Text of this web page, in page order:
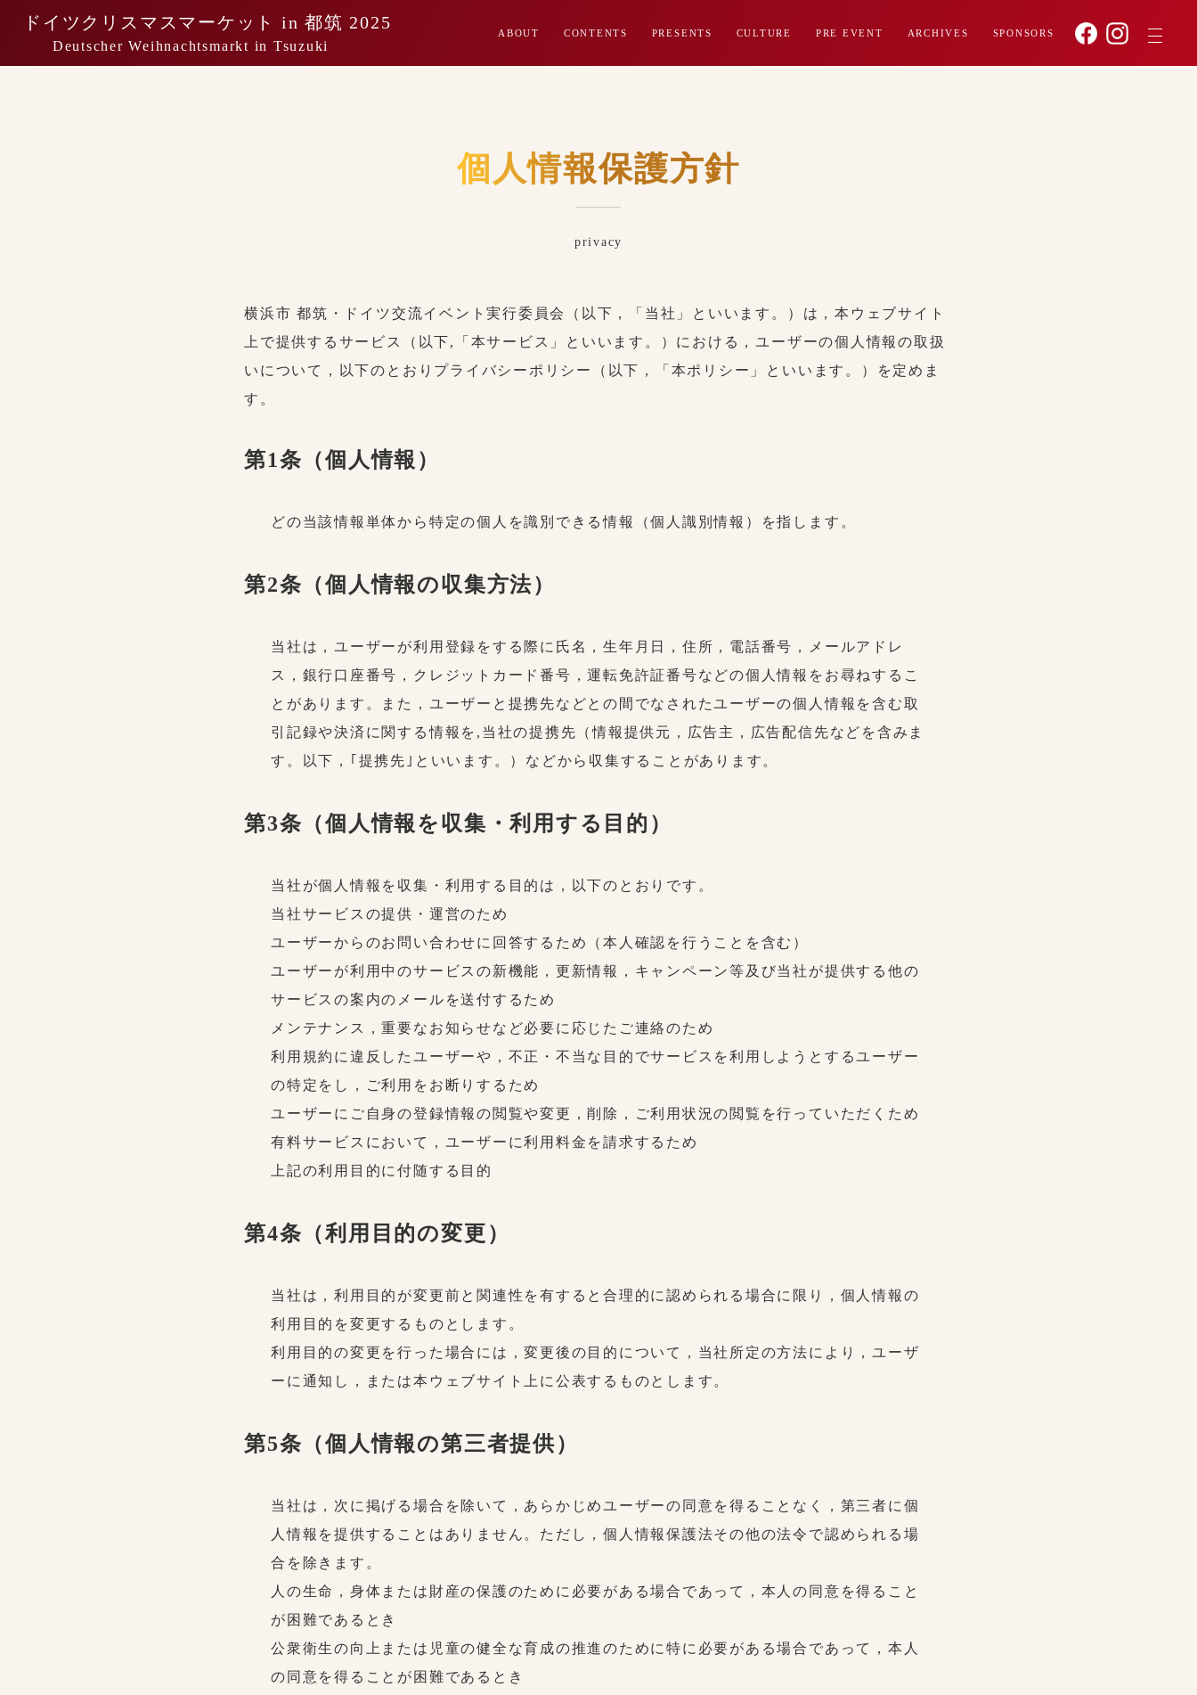
ドイツクリスマスマーケット in 都筑 2025
Deutscher Weihnachtsmarkt in Tsuzuki
ABOUT CONTENTS PRESENTS CULTURE PRE EVENT ARCHIVES SPONSORS
個人情報保護方針
privacy
横浜市 都筑・ドイツ交流イベント実行委員会（以下，「当社」といいます。）は，本ウェブサイト
上で提供するサービス（以下,「本サービス」といいます。）における，ユーザーの個人情報の取扱
いについて，以下のとおりプライバシーポリシー（以下，「本ポリシー」といいます。）を定めま
す。
第1条（個人情報）
どの当該情報単体から特定の個人を識別できる情報（個人識別情報）を指します。
第2条（個人情報の収集方法）
当社は，ユーザーが利用登録をする際に氏名，生年月日，住所，電話番号，メールアドレ
ス，銀行口座番号，クレジットカード番号，運転免許証番号などの個人情報をお尋ねするこ
とがあります。また，ユーザーと提携先などとの間でなされたユーザーの個人情報を含む取
引記録や決済に関する情報を,当社の提携先（情報提供元，広告主，広告配信先などを含みま
す。以下，｢提携先｣といいます。）などから収集することがあります。
第3条（個人情報を収集・利用する目的）
当社が個人情報を収集・利用する目的は，以下のとおりです。
当社サービスの提供・運営のため
ユーザーからのお問い合わせに回答するため（本人確認を行うことを含む）
ユーザーが利用中のサービスの新機能，更新情報，キャンペーン等及び当社が提供する他の
サービスの案内のメールを送付するため
メンテナンス，重要なお知らせなど必要に応じたご連絡のため
利用規約に違反したユーザーや，不正・不当な目的でサービスを利用しようとするユーザー
の特定をし，ご利用をお断りするため
ユーザーにご自身の登録情報の閲覧や変更，削除，ご利用状況の閲覧を行っていただくため
有料サービスにおいて，ユーザーに利用料金を請求するため
上記の利用目的に付随する目的
第4条（利用目的の変更）
当社は，利用目的が変更前と関連性を有すると合理的に認められる場合に限り，個人情報の
利用目的を変更するものとします。
利用目的の変更を行った場合には，変更後の目的について，当社所定の方法により，ユーザ
ーに通知し，または本ウェブサイト上に公表するものとします。
第5条（個人情報の第三者提供）
当社は，次に掲げる場合を除いて，あらかじめユーザーの同意を得ることなく，第三者に個
人情報を提供することはありません。ただし，個人情報保護法その他の法令で認められる場
合を除きます。
人の生命，身体または財産の保護のために必要がある場合であって，本人の同意を得ること
が困難であるとき
公衆衛生の向上または児童の健全な育成の推進のために特に必要がある場合であって，本人
の同意を得ることが困難であるとき